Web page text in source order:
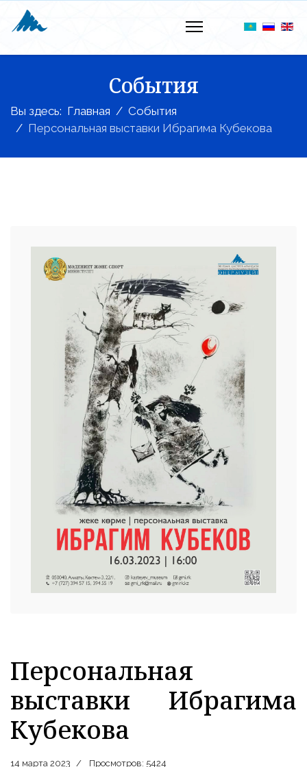
События
Вы здесь: Главная
События
Персональная выставки Ибрагима Кубекова
Персональная
выставки Ибрагима
Кубекова
14 марта 2023 Просмотров: 5424